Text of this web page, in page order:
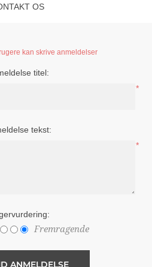
OS
kan skrive anmeldelser
titel:
*
tekst:
*
Fremragende